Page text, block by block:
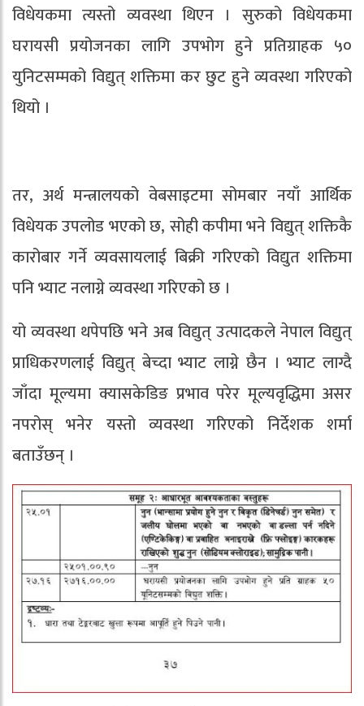
विधेयकमा त्यस्तो व्यवस्था थिएन । सुरुको विधेयकमा
घरायसी प्रयोजनका लागि उपभोग हुने प्रतिग्राहक ५०
युनिटसम्मको विद्युत् शक्तिमा कर छुट हुने व्यवस्था गरिएको
थियो ।
तर, अर्थ मन्त्रालयको वेबसाइटमा सोमबार नयाँ आर्थिक
विधेयक उपलोड भएको छ, सोही कपीमा भने विद्युत् शक्तिकै
कारोबार गर्ने व्यवसायलाई बिक्री गरिएको विद्युत शक्तिमा
पनि भ्याट नलाग्ने व्यवस्था गरिएको छ ।
यो व्यवस्था थपेपछि भने अब विद्युत् उत्पादकले नेपाल विद्युत्
प्राधिकरणलाई विद्युत् बेच्दा भ्याट लाग्ने छैन । भ्याट लाग्दै
जाँदा मूल्यमा क्यासकेडिङ प्रभाव परेर मूल्यवृद्धिमा असर
नपरोस् भनेर यस्तो व्यवस्था गरिएको निर्देशक शर्मा
बताउँछन् ।